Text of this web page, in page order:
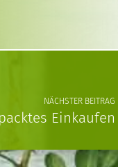
NÄCHSTER BEITRAG
Einkaufen